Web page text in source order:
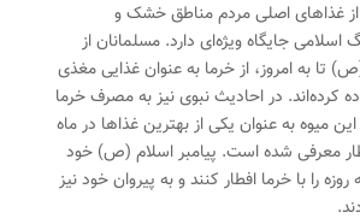
از غذاهای اصلی مردم مناطق خشک و
جایگاه ویژه‌ای دارد. مسلمانان از
تا به امروز، از خرما به عنوان غذایی مغذی
کرده‌اند. در احادیث نبوی نیز به مصرف خرما
میوه به عنوان یکی از بهترین غذاها در ماه
معرفی شده است. پیامبر اسلام (ص) خود
را با خرما افطار کنند و به پیروان خود نیز